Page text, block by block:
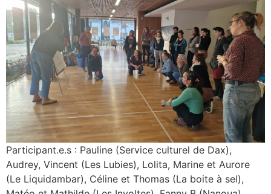
Participant.e.s : Pauline (Service culturel de Dax),
Audrey, Vincent (Les Lubies), Lolita, Marine et Aurore
(Le Liquidambar), Céline et Thomas (La boite à sel),